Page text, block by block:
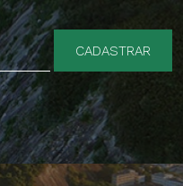
CADASTRAR